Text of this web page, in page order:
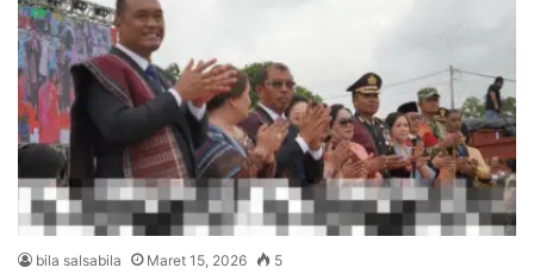
bila salsabila Maret 15, 2026 5